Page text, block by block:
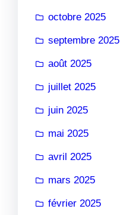
octobre 2025
septembre 2025
août 2025
juillet 2025
juin 2025
mai 2025
avril 2025
mars 2025
février 2025